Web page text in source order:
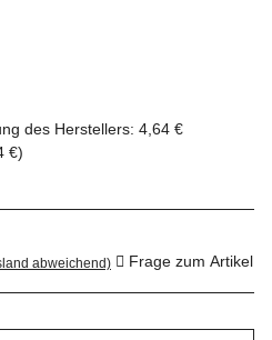
des Herstellers: 4,64 €
€)
abweichend) Frage zum Artikel